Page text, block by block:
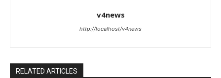
v4news
http://localhost/v4news
RELATED ARTICLES